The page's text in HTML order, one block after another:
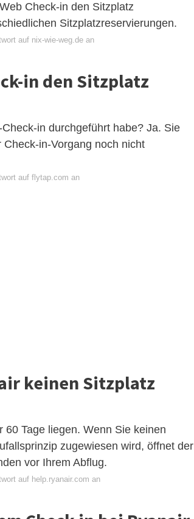
Check-in den Sitzplatz
Sitzplatzreservierungen.
auf nix-wie-weg.de an
in den Sitzplatz
in durchgeführt habe? Ja. Sie
in-Vorgang noch nicht
auf flytap.com an
keinen Sitzplatz
Tage liegen. Wenn Sie keinen
zugewiesen wird, öffnet der
vor Ihrem Abflug.
auf help.ryanair.com an